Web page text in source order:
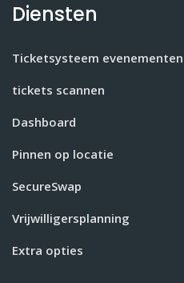
Diensten
Ticketsysteem evenementen
tickets scannen
Dashboard
Pinnen op locatie
SecureSwap
Vrijwilligersplanning
Extra opties